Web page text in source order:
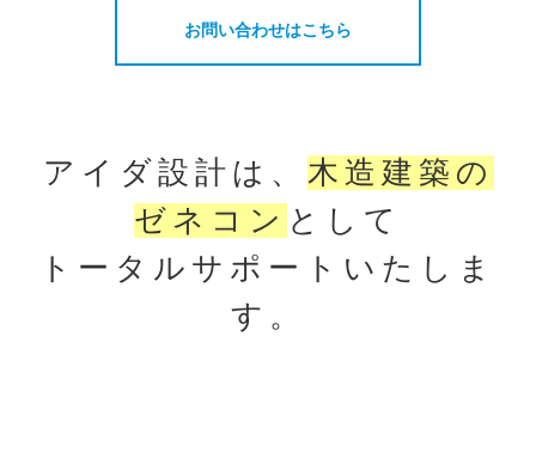
お問い合わせはこちら
アイダ設計は、 木造建築の
ゼネコン として
トータルサポートいたしま
す。